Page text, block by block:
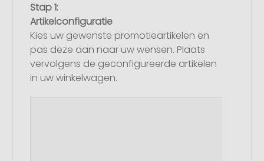
Stap 1:
Artikelconfiguratie
Kies uw gewenste promotieartikelen en
pas deze aan naar uw wensen. Plaats
vervolgens de geconfigureerde artikelen
in uw winkelwagen.